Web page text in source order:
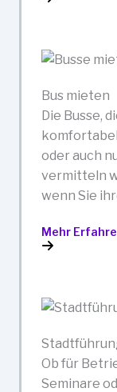
Bus mieten
Die Busse,
oder auch
vermitteln
wenn Sie
Mehr
Ob für
Seminare